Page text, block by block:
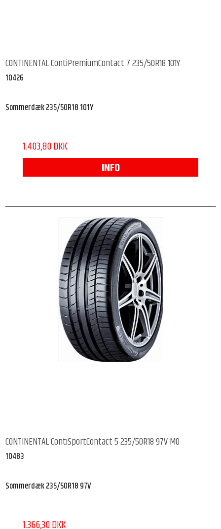
CONTINENTAL ContiPremiumContact 7 235/50R18 101Y
10426
Sommerdæk 235/50R18 101Y
1.403,80 DKK
INFO
CONTINENTAL ContiSportContact 5 235/50R18 97V MO
10483
Sommerdæk 235/50R18 97V
1.366,30 DKK